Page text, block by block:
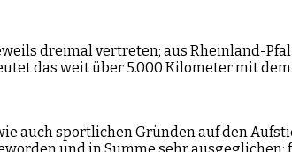
dreimal vertreten; aus Rheinland-
das weit über 5.000 Kilometer mit
auch sportlichen Gründen auf den
und in Summe sehr ausgeglichen;